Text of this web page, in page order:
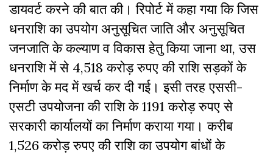
डायवर्ट करने की बात की। रिपोर्ट में कहा गया कि जिस
धनराशि का उपयोग अनुसूचित जाति और अनुसूचित
जनजाति के कल्याण व विकास हेतु किया जाना था, उस
धनराशि में से 4,518 करोड़ रुपए की राशि सड़कों के
निर्माण केमदमें खर्च कर दी गई। इसी तरह एससी-
एसटी उपयोजना की राशि के 1191 करोड़ रुपए से
सरकारी कार्यालयों का निर्माण कराया गया। करीब
1,526 करोड़ रुपए की राशि का उपयोग बांधों के